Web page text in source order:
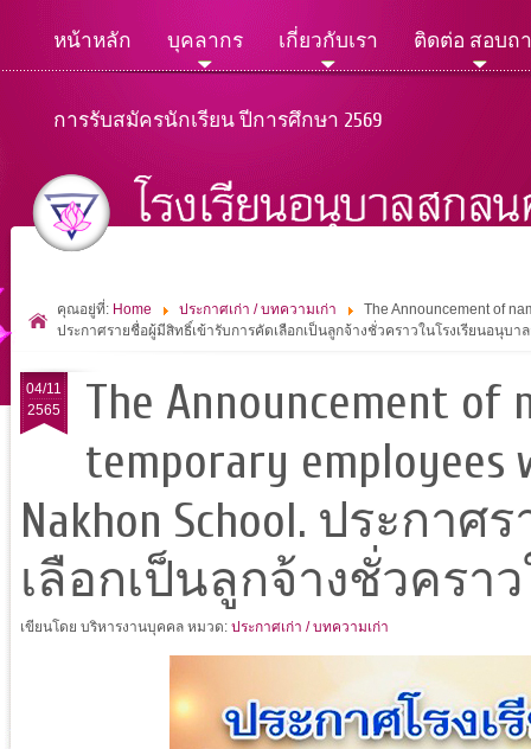
หน้าหลัก บุคลากร เกี่ยวกับเรา ติดต่อ สอบถ
การรับสมัครนักเรียน ปีการศึกษา 2569
คุณอยู่ที่: Home ประกาศเก่า / บทความเก่า
The Announcement of
ประกาศรายชื่อผู้มีสิทธิ์เข้ารับการคัดเลือกเป็นลูกจ้างชั่วคราวในโรงเรียนอนุบา
04/11
2565
The Announcement of
temporary employees
Nakhon School. ประก
เลือกเป็นลูกจ้างชั่วครา
เขียนโดย บริหารงานบุคคล หมวด: ประกาศเก่า / บทความเก่า